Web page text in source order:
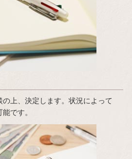
上、決定します。状況によって
です。